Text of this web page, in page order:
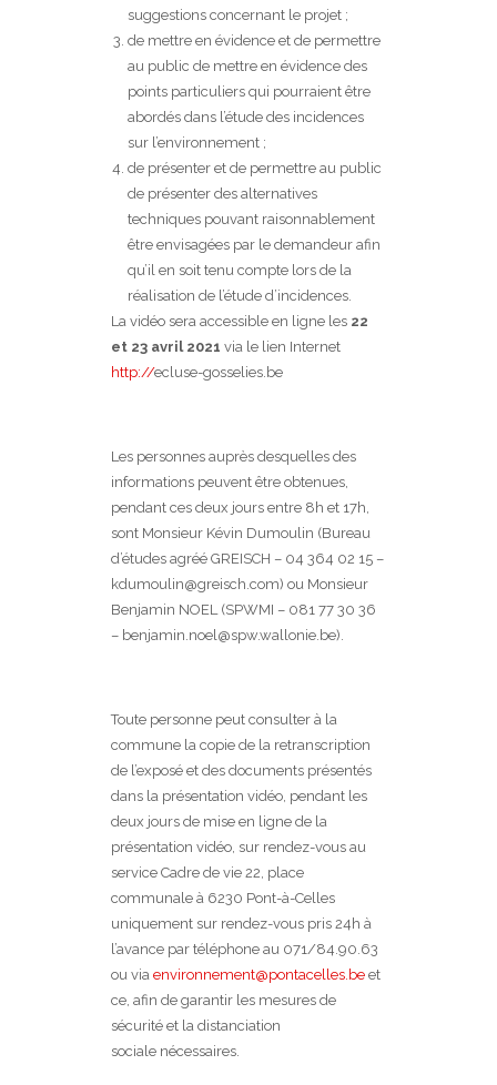
suggestions concernant le projet ;
de mettre en évidence et de permettre
au public de mettre en évidence des
points particuliers qui pourraient être
abordés dans l’étude des incidences
sur l’environnement ;
de présenter et de permettre au public
de présenter des alternatives
techniques pouvant raisonnablement
être envisagées par le demandeur afin
qu’il en soit tenu compte lors de la
réalisation de l’étude d’incidences.
La vidéo sera accessible en ligne les 22
et 23 avril 2021 via le lien Internet
http://ecluse-gosselies.be
Les personnes auprès desquelles des
informations peuvent être obtenues,
pendant ces deux jours entre 8h et 17h,
sont Monsieur Kévin Dumoulin (Bureau
d’études agréé GREISCH – 04 364 02 15 –
kdumoulin@greisch.com) ou Monsieur
Benjamin NOEL (SPWMI – 081 77 30 36
– benjamin.noel@spw.wallonie.be).
Toute personne peut consulter à la
commune la copie de la retranscription
de l’exposé et des documents présentés
dans la présentation vidéo, pendant les
deux jours de mise en ligne de la
présentation vidéo, sur rendez-vous au
service Cadre de vie 22, place
communale à 6230 Pont-à-Celles
uniquement sur rendez-vous pris 24h à
l’avance par téléphone au 071/84.90.63
ou via environnement@pontacelles.be et
ce, afin de garantir les mesures de
sécurité et la distanciation
sociale nécessaires.